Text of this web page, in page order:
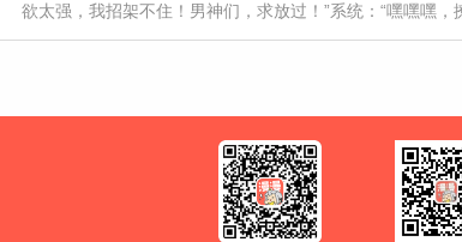
欲太强，我招架不住！男神们，求放过！”系统：“嘿嘿嘿，